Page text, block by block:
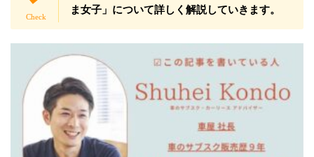
ま女子」について詳しく解説していきます。